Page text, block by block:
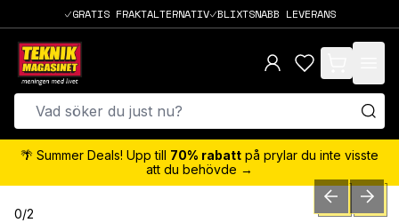
GRATIS FRAKTALTERNATIV BLIXTSNABB LEVERANS
items in cart,
🌴 Summer Deals! Upp till 70% rabatt på prylar du inte visste
att du behövde →
0/2 PREVIOUSNEXT